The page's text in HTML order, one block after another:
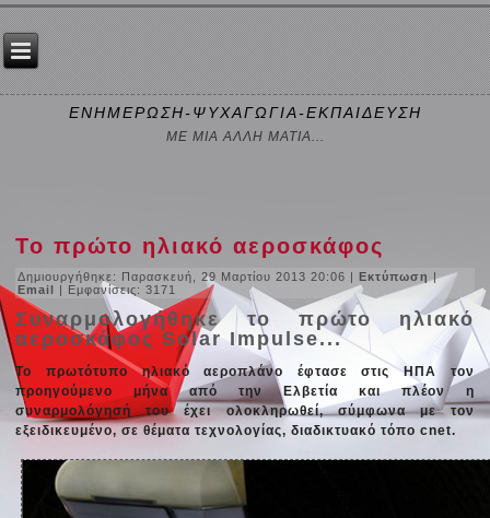
ΕΝΗΜΕΡΩΣΗ-ΨΥΧΑΓΩΓΙΑ-ΕΚΠΑΙΔΕΥΣΗ
ΜΕ ΜΙΑ ΑΛΛΗ ΜΑΤΙΑ...
Το πρώτο ηλιακό αεροσκάφος
Δημιουργήθηκε: Παρασκευή, 29 Μαρτίου 2013 20:06 |Εκτύπωση |
Email | Εμφανίσεις: 3171
Συναρμολογήθηκε το πρώτο ηλιακό
αεροσκάφος Solar Impulse...
Το πρωτότυπο ηλιακό αεροπλάνο έφτασε στις ΗΠΑ τον
προηγούμενο μήνα από την Ελβετία και πλέον η
συναρμολόγησή του έχει ολοκληρωθεί, σύμφωνα με τον
εξειδικευμένο, σε θέματα τεχνολογίας, διαδικτυακό τόπο cnet.